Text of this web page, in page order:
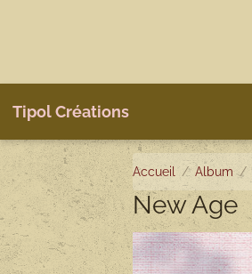
Tipol Créations
Accueil Album
New Age